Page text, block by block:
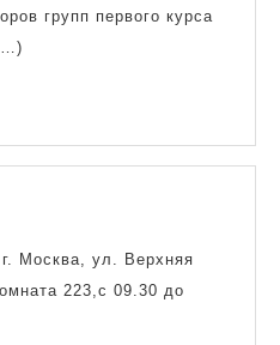
групп первого курса
РЕМА
Москва, ул. Верхняя
223,с 09.30 до